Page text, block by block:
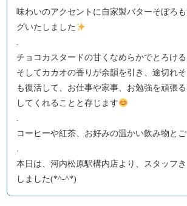
味わいのアクセントに自家製バターそぼろ
グいたしました
.
チョコカスタードの甘くなめらかでとろけ
そしてカカオの香りが余韻を引き、途切れ
も復活して、お仕事や家事、お勉強を頑張
してくれることと存じます
.
コーヒーや紅茶、お好みの温かい飲み物と
.
本日は、河内松原駅構内店より、スタッフ
しました(*^-^*)